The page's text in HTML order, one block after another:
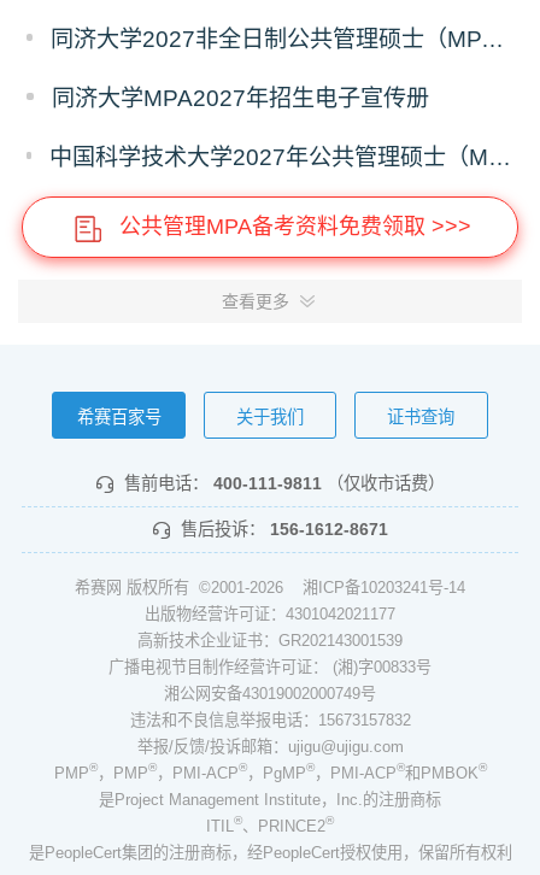
同济大学2027非全日制公共管理硕士（MPA）奖学金方案
同济大学MPA2027年招生电子宣传册
中国科学技术大学2027年公共管理硕士（MPA）专业学位研究生招生通知
公共管理MPA备考资料免费领取 >>>
查看更多
希赛百家号 关于我们 证书查询
售前电话： 400-111-9811 （仅收市话费）
售后投诉： 156-1612-8671
希赛网 版权所有 ©2001-2026 湘ICP备10203241号-14
出版物经营许可证：4301042021177
高新技术企业证书：GR202143001539
广播电视节目制作经营许可证： (湘)字00833号
湘公网安备43019002000749号
违法和不良信息举报电话：15673157832
举报/反馈/投诉邮箱：ujigu@ujigu.com
PMP®，PMP®，PMI-ACP®，PgMP®，PMI-ACP®和PMBOK®
是Project Management Institute，Inc.的注册商标
ITIL ®、PRINCE2®
是PeopleCert集团的注册商标，经PeopleCert授权使用，保留所有权利